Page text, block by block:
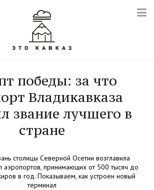
победы: за что
Владикавказа
звание лучшего в
стране
столицы Северной Осетии возглавила
аэропортов, принимающих от 500 тысяч до
в год. Показываем, как устроен новый
терминал